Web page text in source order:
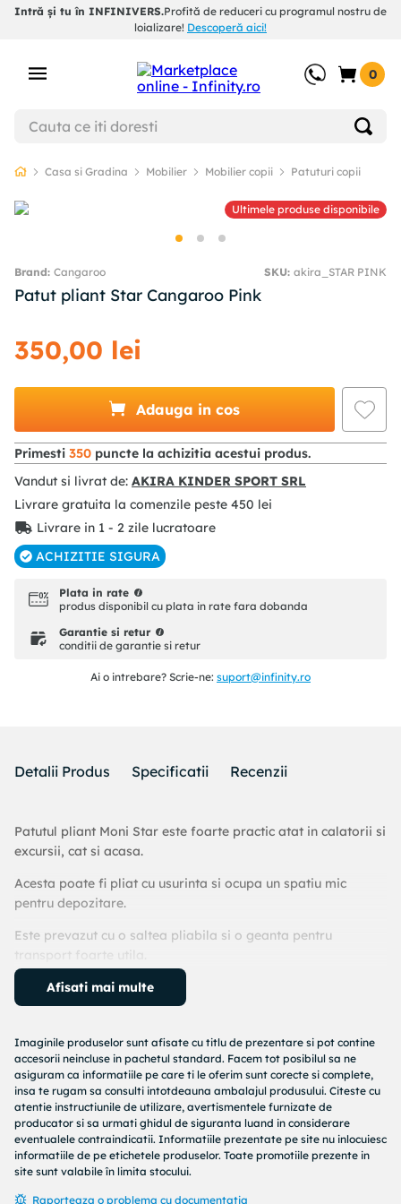
Intră și tu în INFINIVERS.Profită de reduceri cu programul nostru de
loializare! Descoperă aici!
0
Casa si Gradina Mobilier Mobilier copii Patuturi copii
Ultimele produse disponibile
Cangaroo SKU: akira_STAR PINK
Patut pliant Star Cangaroo Pink
350,00 lei
Adauga in cos
Primesti 350 puncte la achizitia acestui produs.
Vandut si livrat de: AKIRA KINDER SPORT SRL
Livrare gratuita la comenzile peste 450 lei
Livrare in 1 - 2 zile lucratoare
ACHIZITIE SIGURA
Plata in rate
produs disponibil cu plata in rate fara dobanda
Garantie si retur
conditii de garantie si retur
Ai o intrebare? Scrie-ne: suport@infinity.ro
Detalii Produs Specificatii Recenzii
Patutul pliant Moni Star este foarte practic atat in calatorii si
excursii, cat si acasa.
Acesta poate fi pliat cu usurinta si ocupa un spatiu mic
pentru depozitare.
Este prevazut cu o saltea pliabila si o geanta pentru
transport foarte utila.
Este un patut modern prevazut cu 2 laterale din plasa care
pemit o mai buna vizibilitate.
Acest patut de voiaj poate fi utilizat cu usurinta ca si un tarc
copii fiind prevazut pe una dintra laterale cu o usita care
permite accesul copilului.
Avand 7 puncte de sustinere este un patut pliant foarte
stabil.
Accesorii:
- saltea pliabila
Afisati mai multe
Imaginile produselor sunt afisate cu titlu de prezentare si pot contine
accesorii neincluse in pachetul standard. Facem tot posibilul sa ne
asiguram ca informatiile pe care ti le oferim sunt corecte si complete,
insa te rugam sa consulti intotdeauna ambalajul produsului. Citeste cu
atentie instructiunile de utilizare, avertismentele furnizate de
producator si sa urmati ghidul de siguranta luand in considerare
eventualele contraindicatii. Informatiile prezentate pe site nu inlocuiesc
informatiile de pe etichetele produselor. Toate promotiile prezente in
site sunt valabile în limita stocului.
Raporteaza o problema cu documentatia